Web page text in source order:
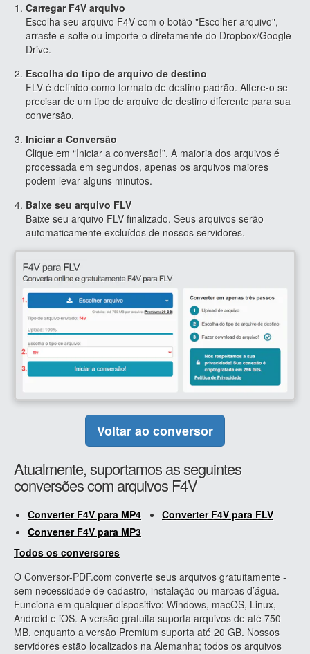
Carregar F4V arquivo
Escolha seu arquivo F4V com o botão "Escolher arquivo",
arraste e solte ou importe-o diretamente do Dropbox/Google
Drive.
Escolha do tipo de arquivo de destino
FLV é definido como formato de destino padrão. Altere-o se
precisar de um tipo de arquivo de destino diferente para sua
conversão.
Iniciar a Conversão
Clique em “Iniciar a conversão!”. A maioria dos arquivos é
processada em segundos, apenas os arquivos maiores
podem levar alguns minutos.
Baixe seu arquivo FLV
Baixe seu arquivo FLV finalizado. Seus arquivos serão
automaticamente excluídos de nossos servidores.
Voltar ao conversor
Atualmente, suportamos as seguintes
conversões com arquivos F4V
Converter F4V para MP4
Converter F4V para FLV
Converter F4V para MP3
Todos os conversores
O Conversor-PDF.com converte seus arquivos gratuitamente -
sem necessidade de cadastro, instalação ou marcas d’água.
Funciona em qualquer dispositivo: Windows, macOS, Linux,
Android e iOS. A versão gratuita suporta arquivos de até 750
MB, enquanto a versão Premium suporta até 20 GB. Nossos
servidores estão localizados na Alemanha; todos os arquivos